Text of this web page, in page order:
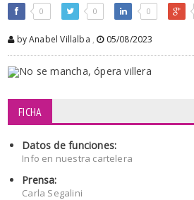
0 0 0
by Anabel Villalba , 05/08/2023
FICHA
Datos de funciones:
Info en nuestra cartelera
Prensa:
Carla Segalini